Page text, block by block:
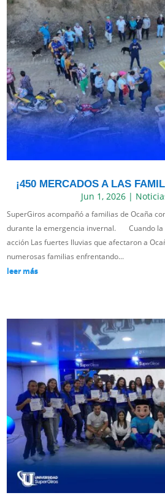
¡450 MERCADOS A LAS
Jun 1, 2026|
SuperGiros acompañó a familias de Ocaña
durante la emergencia invernal. Cuando la
acción Las fuertes lluvias que afectaron a
numerosas familias enfrentando...
leer más